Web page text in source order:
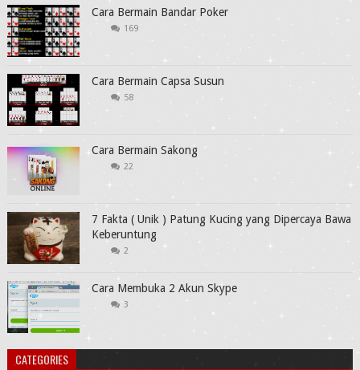
Cara Bermain Bandar Poker
169
Cara Bermain Capsa Susun
58
Cara Bermain Sakong
22
7 Fakta ( Unik ) Patung Kucing yang Dipercaya Bawa
Keberuntung
2
Cara Membuka 2 Akun Skype
3
CATEGORIES